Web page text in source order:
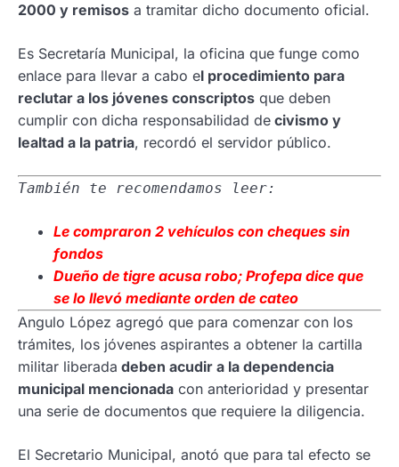
2000 y remisos a tramitar dicho documento oficial.
Es Secretaría Municipal, la oficina que funge como
enlace para llevar a cabo el procedimiento para
reclutar a los jóvenes conscriptos que deben
cumplir con dicha responsabilidad de civismo y
lealtad a la patria, recordó el servidor público.
También te recomendamos leer:
Le compraron 2 vehículos con cheques sin
fondos
Dueño de tigre acusa robo; Profepa dice que
se lo llevó mediante orden de cateo
Angulo López agregó que para comenzar con los
trámites, los jóvenes aspirantes a obtener la cartilla
militar liberada deben acudir a la dependencia
municipal mencionada con anterioridad y presentar
una serie de documentos que requiere la diligencia.
El Secretario Municipal, anotó que para tal efecto se